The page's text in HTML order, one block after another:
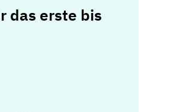
das erste bis